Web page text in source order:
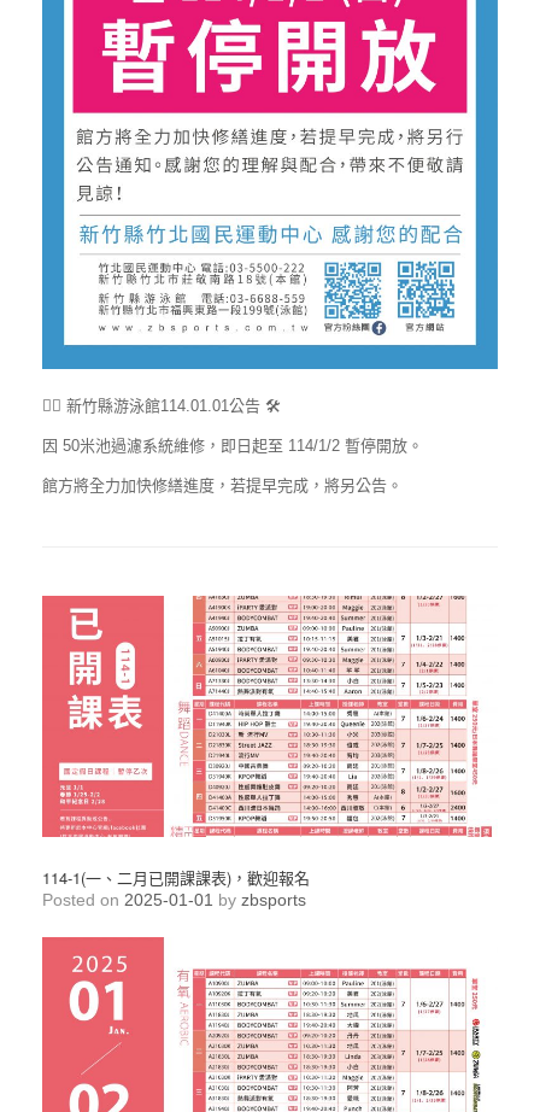
🏊‍♀️ 新竹縣游泳館114.01.01公告 🛠️
因 50米池過濾系統維修，即日起至 114/1/2 暫停開放。
館方將全力加快修繕進度，若提早完成，將另公告。
114-1(一、二月已開課課表)，歡迎報名
Posted on 2025-01-01 by zbsports